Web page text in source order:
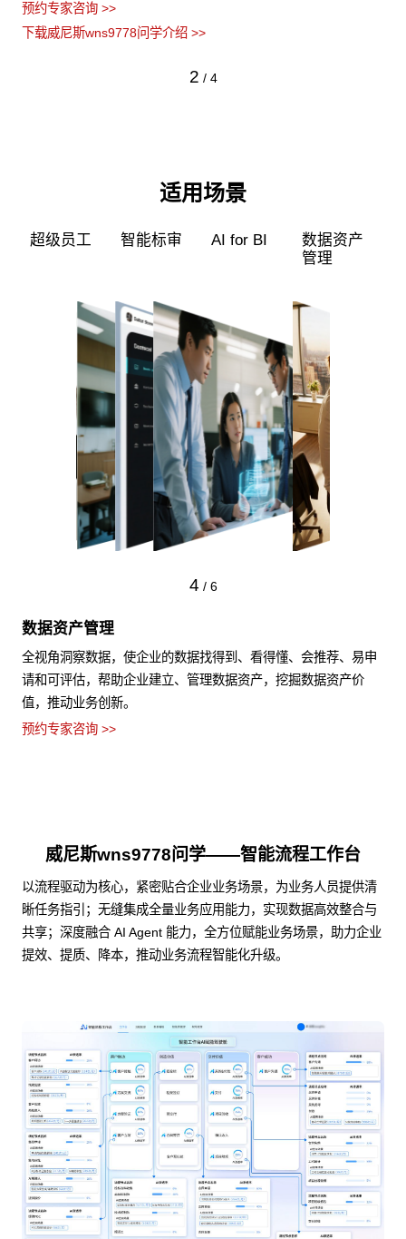
下载威尼斯wns9778问学介绍 >>
3 / 4
适用场景
超级员工 智能标审 AI for BI
数据资产
管理
4 / 6
数据资产管理
全视角洞察数据，使企业的数据找得到、看得懂、会推荐、易申
请和可评估，帮助企业建立、管理数据资产，挖掘数据资产价
值，推动业务创新。
预约专家咨询 >>
威尼斯wns9778问学——智能流程工作台
以流程驱动为核心，紧密贴合企业业务场景，为业务人员提供清
晰任务指引；无缝集成全量业务应用能力，实现数据高效整合与
共享；深度融合 AI Agent 能力，全方位赋能业务场景，助力企业
提效、提质、降本，推动业务流程智能化升级。